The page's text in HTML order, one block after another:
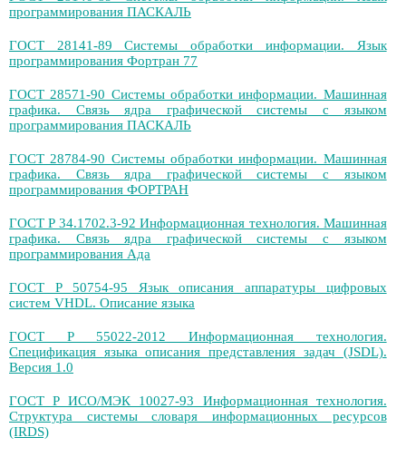
программирования ПАСКАЛЬ
ГОСТ 28141-89 Системы обработки информации. Язык
программирования Фортран 77
ГОСТ 28571-90 Системы обработки информации. Машинная
графика. Связь ядра графической системы с языком
программирования ПАСКАЛЬ
ГОСТ 28784-90 Системы обработки информации. Машинная
графика. Связь ядра графической системы с языком
программирования ФОРТРАН
ГОСТ Р 34.1702.3-92 Информационная технология. Машинная
графика. Связь ядра графической системы с языком
программирования Ада
ГОСТ Р 50754-95 Язык описания аппаратуры цифровых
систем VНDL. Описание языка
ГОСТ Р 55022-2012 Информационная технология.
Спецификация языка описания представления задач (JSDL).
Версия 1.0
ГОСТ Р ИСО/МЭК 10027-93 Информационная технология.
Структура системы словаря информационных ресурсов
(IRDS)